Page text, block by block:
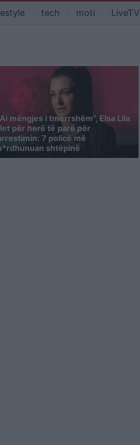
tech moti LiveTV
mëngjes i tmerrshëm”, Elsa Lila
për herë të parë për
7 policë më
shtëpinë